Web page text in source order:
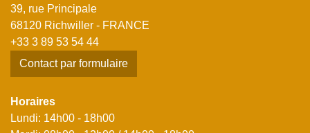
39, rue Principale
68120 Richwiller - FRANCE
+33 3 89 53 54 44
Contact par formulaire
Horaires
Lundi: 14h00 - 18h00